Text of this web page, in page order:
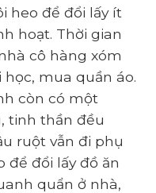
heo để đổi lấy ít
hoạt. Thời gian
cô hàng xóm
mua quần áo.
còn có một
tinh thần đều
ruột vẫn đi phụ
để đổi lấy đồ ăn
quẩn ở nhà,